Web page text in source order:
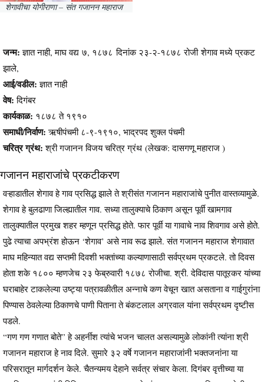
शेगावीचा योगीराणा – संत गजानन महाराज
जन्म: ज्ञात नाही, माघ वद्य ७, १८७८ दिनांक २३-२-१८७८ रोजी शेगाव मध्ये प्रकट
झाले,
आई/वडील: ज्ञात नाही
वेष: दिगंबर
कार्यकाळ: १८७८ ते १९१०
समाधी/निर्वाण:ऋषीपंचमी ८-९-१९१०, भाद्रपद शुक्ल पंचमी
चरित्र ग्रंथ: श्री गजानन विजय चरित्र ग्रंथ (लेखक: दासगणू महाराज )
गजानन महाराजांचे प्रकटीकरण
वऱ्हाडातील शेगाव हे गाव प्रसिद्ध झाले ते श्रीसंत गजानन महाराजांचे पुनीत वास्तव्यामुळे.
शेगाव हे बुलढाणा जिल्ह्यातील गाव. सध्या तालुक्याचे ठिकाण असून पूर्वी खामगाव
तालुक्यातील प्रमुख शहर म्हणून प्रसिद्ध होते. फार पूर्वी या गावाचे नाव शिवगाव असे होते.
पुढे त्याचा अपभ्रंश होऊन ‘शेगाव’ असे नाव रूढ झाले. संत गजानन महाराज शेगावात
माघ महिन्यात वद्य सप्तमी दिवशी भक्तांच्या कल्याणासाठी सर्वप्रथम प्रकटले. तो दिवस
होता शके १८०० म्हणजेच २३ फेब्रुवारी १८७८ रोजीचा. श्री. देविदास पातूरकर यांच्या
घराबाहेर टाकलेल्या उष्ट्या पत्रावळीतील अन्नाचे कण वेचून खात असताना व गाईगुरांना
पिण्यास ठेवलेल्या ठिकाणचे पाणी पिताना ते बंकटलाल अग्रवाल यांना सर्वप्रथम दृष्टीस
पडले.
“गण गण गणात बोते” हे अहर्नीश त्यांचे भजन चालत असल्यामुळे लोकांनी त्यांना श्री
गजानन महाराज हे नाव दिले. सुमारे ३२ वर्षे गजानन महाराजांनी भक्तजनांना या
परिसरातून मार्गदर्शन केले. चैतन्यमय देहाने सर्वत्र संचार केला. दिगंबर वृत्तीच्या या